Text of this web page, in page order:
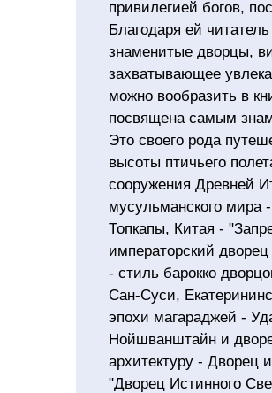
привилегией богов,
Благодаря ей
знаменитые дворцы,
захватывающее
можно вообразить в
посвящена самым
Это своего рода
высоты птичьего
сооружения Древней
мусульманского мира
Топкапы, Китая -
императорский
- стиль барокко
Сан-Суси,
эпохи магараджей -
Нойшванштайн и
архитектуру - Дворец
"Дворец Истинного